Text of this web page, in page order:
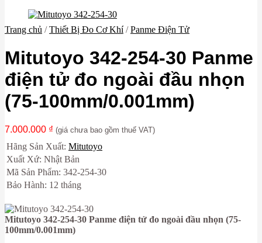
Trang chủ / Thiết Bị Đo Cơ Khí / Panme Điện Tử
Mitutoyo 342-254-30 Panme
điện tử đo ngoài đầu nhọn
(75-100mm/0.001mm)
7.000.000 ₫ (giá chưa bao gồm thuế VAT)
Hãng Sản Xuất: Mitutoyo
Xuất Xứ: Nhật Bản
Mã Sản Phẩm: 342-254-30
Bảo Hành: 12 tháng
Mitutoyo 342-254-30 Panme điện tử đo ngoài đầu nhọn (75-
100mm/0.001mm)